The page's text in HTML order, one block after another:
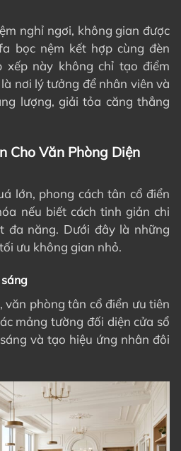
nghỉ ngơi, không gian được
bọc nệm kết hợp cùng đèn
xếp này không chỉ tạo điểm
nơi lý tưởng để nhân viên và
lượng, giải tỏa căng thẳng
Cho Văn Phòng Diện
lớn, phong cách tân cổ điển
nếu biết cách tinh giản chi
đa năng. Dưới đây là những
ưu không gian nhỏ.
phòng tân cổ điển ưu tiên
mảng tường đối diện cửa sổ
và tạo hiệu ứng nhân đôi